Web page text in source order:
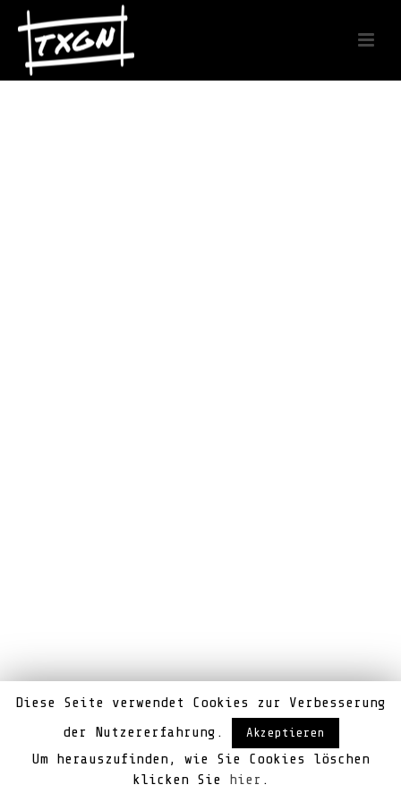
Diese Seite verwendet Cookies zur Verbesserung
der Nutzererfahrung.
Akzeptieren
Um herauszufinden, wie Sie Cookies löschen
klicken Sie hier .